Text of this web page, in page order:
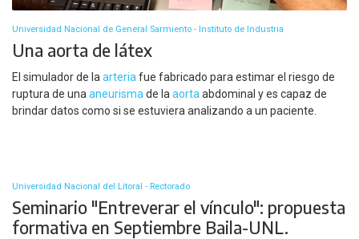
Universidad Nacional de General Sarmiento - Instituto de Industria
Una aorta de látex
El simulador de la arteria fue fabricado para estimar el riesgo de
ruptura de una aneurisma de la aorta abdominal y es capaz de
brindar datos como si se estuviera analizando a un paciente.
Universidad Nacional del Litoral - Rectorado
Seminario "Entreverar el vínculo": propuesta
formativa en Septiembre Baila-UNL.